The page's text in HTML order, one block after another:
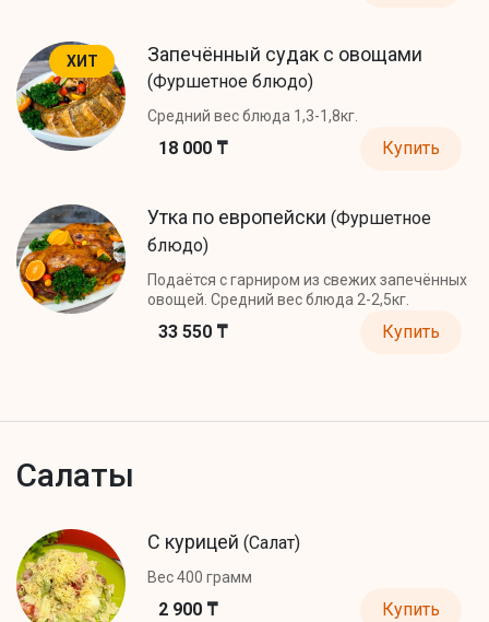
ХИТ Запечённый судак с овощами
(Фуршетное блюдо)
Средний вес блюда 1,3-1,8кг.
18 000 ₸ Купить
Утка по европейски (Фуршетное
блюдо)
Подаётся с гарниром из свежих запечённых
овощей. Средний вес блюда 2-2,5кг.
33 550 ₸ Купить
Салаты
С курицей (Салат)
Вес 400 грамм
2 900 ₸ Купить